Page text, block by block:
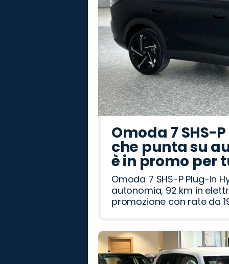
Omoda 7 SHS-
che punta su
è in promo per
Omoda 7 SHS-P Plug-in
autonomia, 92 km in
promozione con rate da